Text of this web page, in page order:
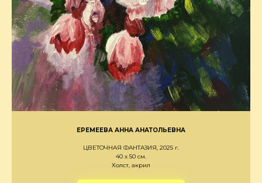
ЕРЕМЕЕВА АННА АНАТОЛЬЕВНА
ЦВЕТОЧНАЯ ФАНТАЗИЯ, 2025 г.
40 х 50 см.
Холст, акрил